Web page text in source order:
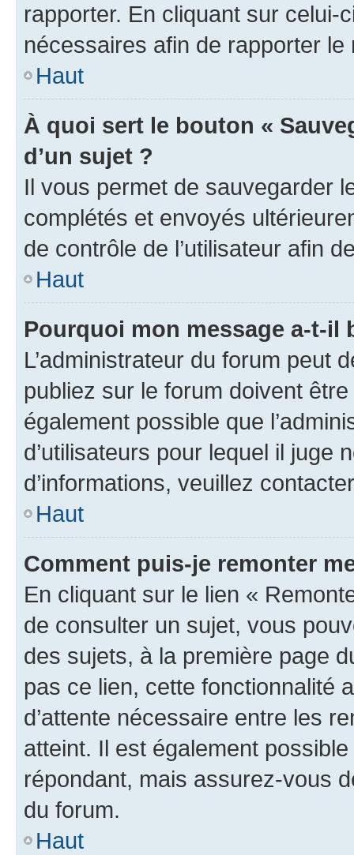
rapporter. En cliquant sur
nécessaires afin de rapporter le
Haut
À quoi sert le bouton «
d’un sujet ?
Il vous permet de sauvegarder
complétés et envoyés
de contrôle de l’utilisateur afin
Haut
Pourquoi mon message a-t-il
L’administrateur du forum peut
publiez sur le forum doivent
également possible que
d’utilisateurs pour lequel il juge
d’informations, veuillez
Haut
Comment puis-je remonter
En cliquant sur le lien «
de consulter un sujet, vous
des sujets, à la première page
pas ce lien, cette fonctionnalité
d’attente nécessaire entre les
atteint. Il est également
répondant, mais assurez-vous
du forum.
Haut